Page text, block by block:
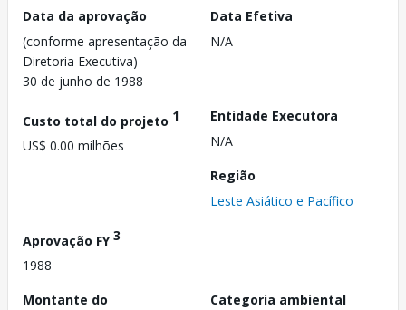
Data da aprovação
(conforme apresentação da
Diretoria Executiva)
30 de junho de 1988
Data Efetiva
N/A
Custo total do projeto 1
US$ 0.00 milhões
Entidade Executora
N/A
Região
Leste Asiático e Pacífico
Aprovação FY3
1988
Montante do
Categoria ambiental